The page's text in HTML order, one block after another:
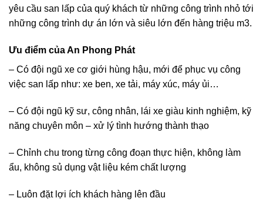
yêu cầu san lấp của quý khách từ những công trình nhỏ tới
những công trình dự án lớn và siêu lớn đến hàng triệu m3.
Ưu điểm của An Phong Phát
– Có đội ngũ xe cơ giới hùng hậu, mới để phục vụ công
việc san lấp như: xe ben, xe tải, máy xúc, máy ủi…
– Có đội ngũ kỹ sư, công nhân, lái xe giàu kinh nghiệm, kỹ
năng chuyên môn – xử lý tình hướng thành thạo
– Chỉnh chu trong từng công đoạn thực hiện, không làm
ẩu, không sủ dụng vật liệu kém chất lượng
– Luôn đặt lợi ích khách hàng lên đầu